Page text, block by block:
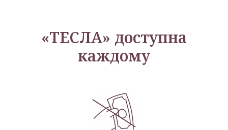
«ТЕСЛА» доступна
каждому